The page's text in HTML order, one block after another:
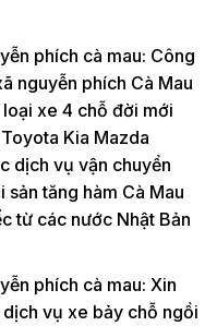
phích cà mau: Công
nguyễn phích Cà Mau
xe 4 chỗ đời mới
Kia Mazda
dịch vụ vận chuyển
tăng hàm Cà Mau
từ các nước Nhật Bản
phích cà mau: Xin
vụ xe bảy chỗ ngồi